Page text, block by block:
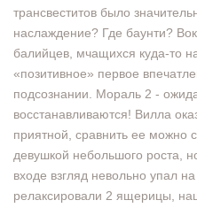
трансвеститов было
наслаждение? Где баунти?
балийцев, мчащихся куда-то
«позитивное» первое
подсознании. Мораль 2 -
восстанавливаются! Вилла
приятной, сравнить ее можно
девушкой небольшого роста,
входе взгляд невольно упал
релаксировали 2 ящерицы,